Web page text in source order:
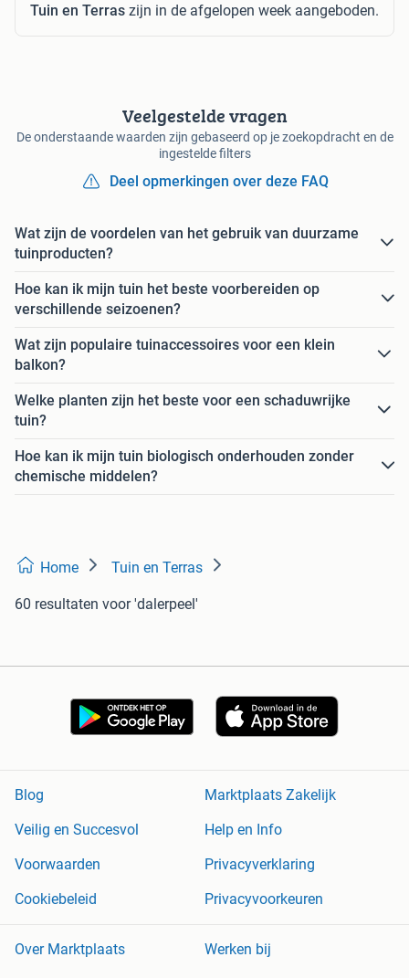
Tuin en Terras zijn in de afgelopen week aangeboden.
Veelgestelde vragen
De onderstaande waarden zijn gebaseerd op je zoekopdracht en de
ingestelde filters
Deel opmerkingen over deze FAQ
Wat zijn de voordelen van het gebruik van duurzame
tuinproducten?
Hoe kan ik mijn tuin het beste voorbereiden op
verschillende seizoenen?
Wat zijn populaire tuinaccessoires voor een klein
balkon?
Welke planten zijn het beste voor een schaduwrijke
tuin?
Hoe kan ik mijn tuin biologisch onderhouden zonder
chemische middelen?
Home Tuin en Terras
60 resultaten voor 'dalerpeel'
Blog
Marktplaats Zakelijk
Veilig en Succesvol
Help en Info
Voorwaarden
Privacyverklaring
Cookiebeleid
Privacyvoorkeuren
Over Marktplaats
Werken bij